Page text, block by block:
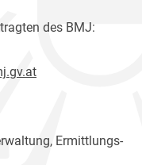
des BMJ:
Ermittlungs-